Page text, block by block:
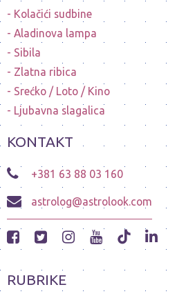
Kolačići sudbine
Aladinova lampa
Sibila
Zlatna ribica
Srećko / Loto / Kino
Ljubavna slagalica
KONTAKT
+381 63 88 03 160
astrolog@astrolook.com
RUBRIKE